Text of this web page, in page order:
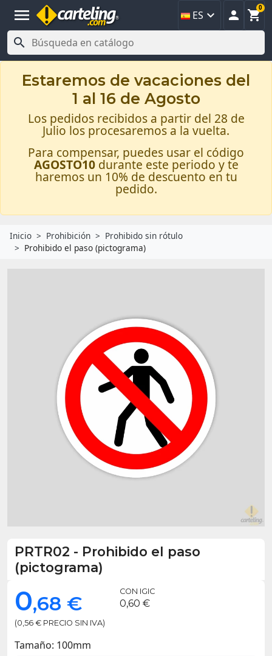
menu ES   
0

Estaremos de vacaciones del
1 al 16 de Agosto
Los pedidos recibidos a partir del 28 de
Julio los procesaremos a la vuelta.
Para compensar, puedes usar el código
AGOSTO10 durante este periodo y te
haremos un 10% de descuento en tu
pedido.
Inicio Prohibición
Prohibido sin rótulo
Prohibido el paso (pictograma)
PRTR02 - Prohibido el paso
(pictograma)
0,68 €
(0,56 € PRECIO SIN IVA)
CON IGIC
0,60 €
Tamaño: 100mm